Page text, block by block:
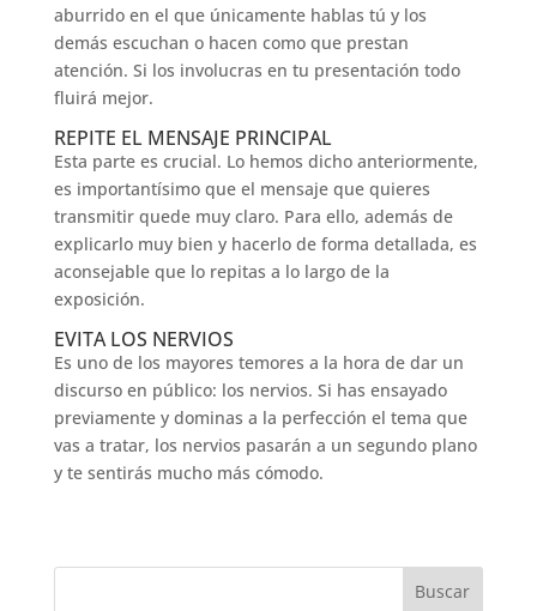
aburrido en el que únicamente hablas tú y los
demás escuchan o hacen como que prestan
atención. Si los involucras en tu presentación todo
fluirá mejor.
REPITE EL MENSAJE PRINCIPAL
Esta parte es crucial. Lo hemos dicho anteriormente,
es importantísimo que el mensaje que quieres
transmitir quede muy claro. Para ello, además de
explicarlo muy bien y hacerlo de forma detallada, es
aconsejable que lo repitas a lo largo de la
exposición.
EVITA LOS NERVIOS
Es uno de los mayores temores a la hora de dar un
discurso en público: los nervios. Si has ensayado
previamente y dominas a la perfección el tema que
vas a tratar, los nervios pasarán a un segundo plano
y te sentirás mucho más cómodo.